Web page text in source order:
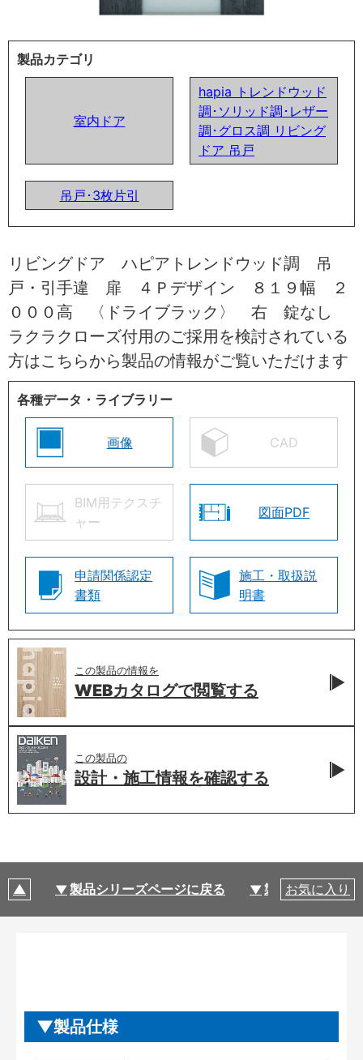
製品カテゴリ
室内ドア
hapia トレンドウッド
調･ソリッド調･レザー
調･グロス調 リビング
ドア 吊戸
吊戸･3枚片引
リビングドア ハピアトレンドウッド調 吊
戸・引手違 扉 ４Ｐデザイン ８１９幅 ２
０００高 〈ドライブラック〉 右 錠なし
ラクラクローズ付用のご採用を検討されている
方はこちらから製品の情報がご覧いただけます
各種データ・ライブラリー
画像 CAD
BIM用テクスチ
ャー
図面PDF
申請関係認定
書類
施工・取扱説
明書
この製品の情報を
WEBカタログで閲覧する
この製品の
設計・施工情報を確認する
製品シリーズページに戻る 製品仕様
お気に入り
製品仕様